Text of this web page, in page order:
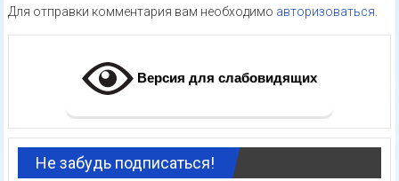
Для отправки комментария вам необходимо авторизоваться
Версия для слабовидящих
Не забудь подписаться!